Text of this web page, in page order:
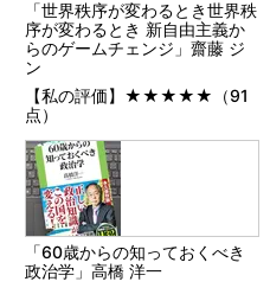
「世界秩序が変わるとき世界秩
序が変わるとき 新自由主義か
らのゲームチェンジ」齋藤 ジ
ン
【私の評価】★★★★★（91
点）
「60歳からの知っておくべき
政治学」高橋 洋一